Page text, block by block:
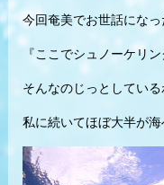
今回奄美でお世話にな
『ここでシュノーケリ
そんなのじっとしてい
私に続いてほぼ大半が海